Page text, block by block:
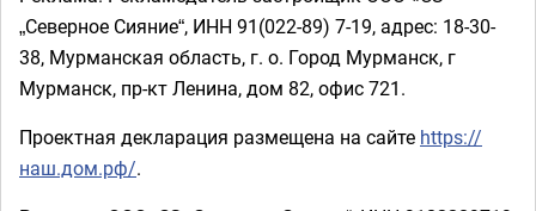
„Северное Сияние“, ИНН 91(022-89) 7-19, адрес: 18-30-
38, Мурманская область, г. о. Город Мурманск, г
Мурманск, пр-кт Ленина, дом 82, офис 721.
Проектная декларация размещена на сайте https://
наш.дом.рф/.